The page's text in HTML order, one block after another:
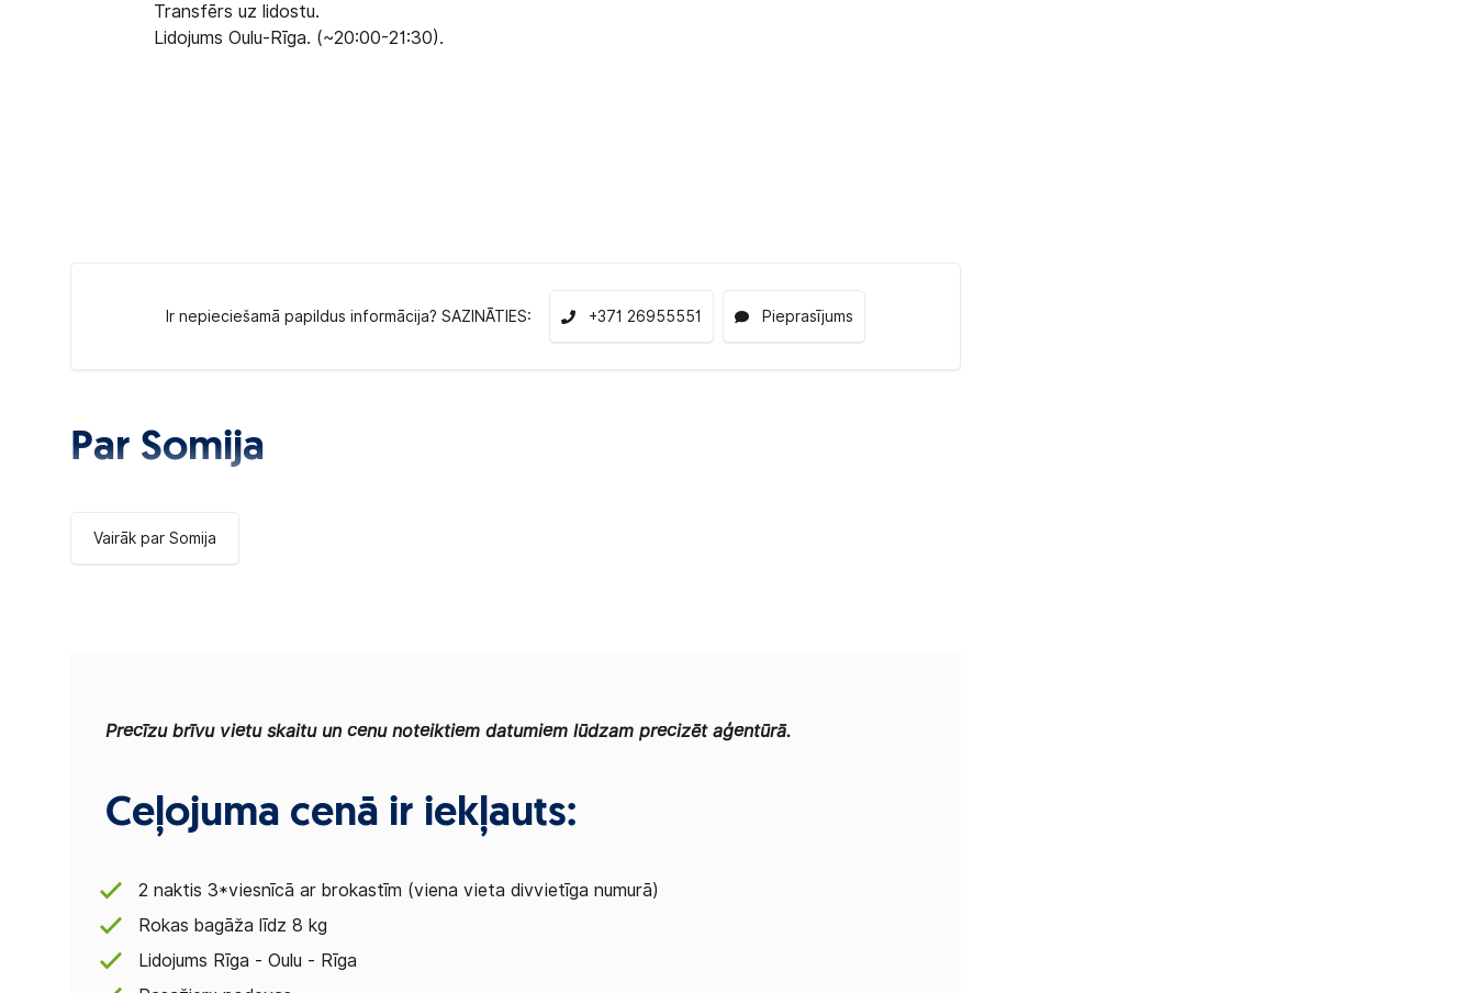
Transfērs uz lidostu.
Lidojums Oulu-Rīga. (~20:00-21:30).
Ir nepieciešamā papildus informācija? SAZINĀTIES: +371 26955551 Pieprasījums
Par Somija
Vairāk par Somija
Precīzu brīvu vietu skaitu un cenu noteiktiem datumiem lūdzam precizēt aģentūrā.
Ceļojuma cenā ir iekļauts:
2 naktis 3*viesnīcā ar brokastīm (viena vieta divvietīga numurā)
Rokas bagāža līdz 8 kg
Lidojums Rīga - Oulu - Rīga